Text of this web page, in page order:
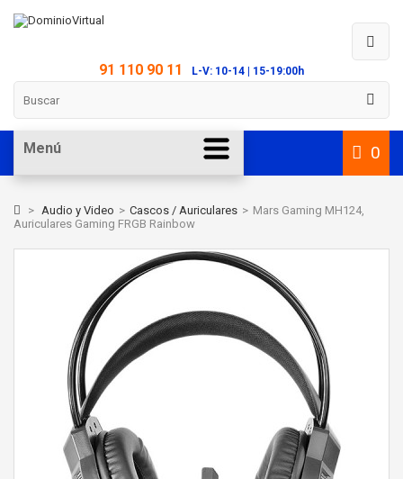
91 110 90 11 L-V: 10-14 | 15-19:00h
0
Menú
> Audio y Video > Cascos / Auriculares > Mars Gaming MH124,
Auriculares Gaming FRGB Rainbow